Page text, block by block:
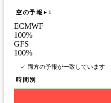
空の予報 i
ECMWF
100%
GFS
100%
✓ 両方の予報が一致しています
時間別